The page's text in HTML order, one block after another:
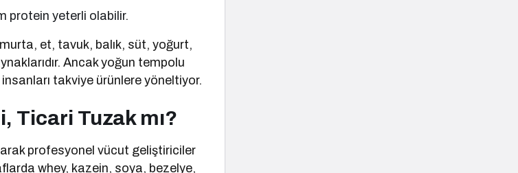
protein yeterli olabilir.
et, tavuk, balık, süt, yoğurt,
Ancak yoğun tempolu
takviye ürünlere yöneltiyor.
Ticari Tuzak mı?
profesyonel vücut geliştiriciler
whey, kazein, soya, bezelye,